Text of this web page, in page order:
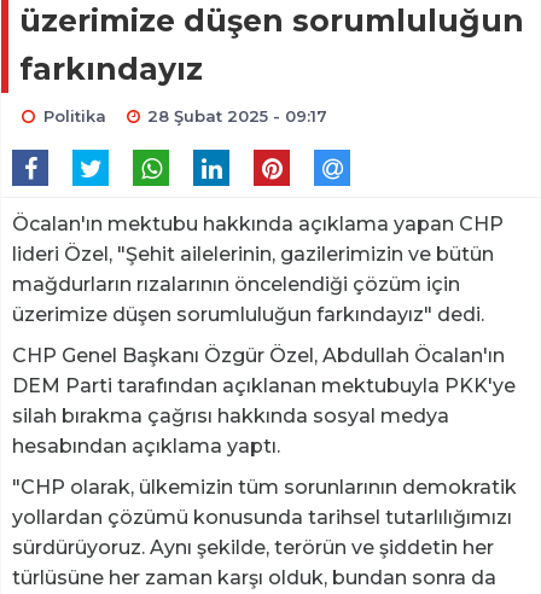
üzerimize düşen sorumluluğun
farkındayız
Politika 28 Şubat 2025 - 09:17
Öcalan'ın mektubu hakkında açıklama yapan CHP
lideri Özel, "Şehit ailelerinin, gazilerimizin ve bütün
mağdurların rızalarının öncelendiği çözüm için
üzerimize düşen sorumluluğun farkındayız" dedi.
CHP Genel Başkanı Özgür Özel, Abdullah Öcalan'ın
DEM Parti tarafından açıklanan mektubuyla PKK'ye
silah bırakma çağrısı hakkında sosyal medya
hesabından açıklama yaptı.
"CHP olarak, ülkemizin tüm sorunlarının demokratik
yollardan çözümü konusunda tarihsel tutarlılığımızı
sürdürüyoruz. Aynı şekilde, terörün ve şiddetin her
türlüsüne her zaman karşı olduk, bundan sonra da